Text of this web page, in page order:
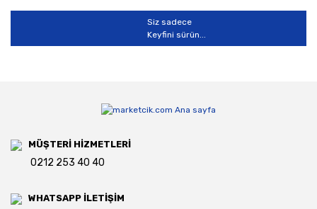
Siz sadece
Keyfini sürün...
MÜŞTERİ HİZMETLERİ
0212 253 40 40
WHATSAPP İLETİŞİM